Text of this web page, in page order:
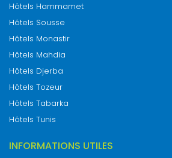
Hôtels Hammamet
Hôtels Sousse
Hôtels Monastir
Hôtels Mahdia
Hôtels Djerba
Hôtels Tozeur
Hôtels Tabarka
Hôtels Tunis
INFORMATIONS UTILES